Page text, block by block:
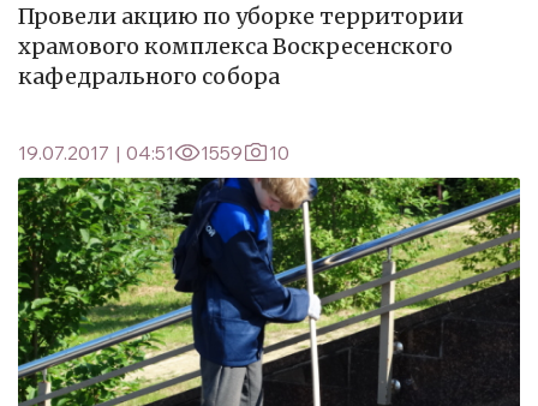
Провели акцию по уборке территории
храмового комплекса Воскресенского
кафедрального собора
19.07.2017 | 04:51 1559 10